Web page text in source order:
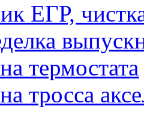
ЕГР,
термостата
тросса